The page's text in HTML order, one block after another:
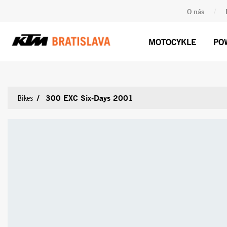
O nás
MOTOCYKLE
Bikes 300 EXC Six-Days 2001